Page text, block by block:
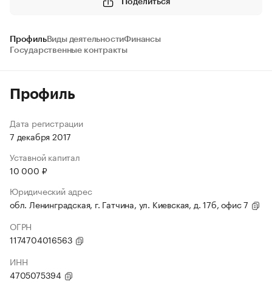
ПрофильВиды деятельностиФинансы
Государственные контракты
Профиль
Дата регистрации
7 декабря 2017
Уставной капитал
10 000 ₽
Юридический адрес
обл. Ленинградская, г. Гатчина, ул. Киевская, д. 17б, офис 7
ОГРН
1174704016563
ИНН
4705075394